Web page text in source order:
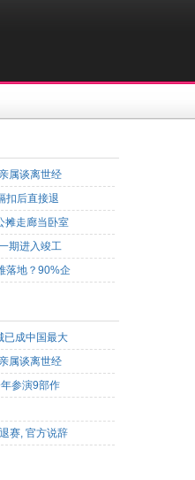
属谈离世经
扣后直接退
摊走廊当卧室
期进入竣工
落地？90%企
已成中国最大
属谈离世经
参演9部作
赛, 官方说辞